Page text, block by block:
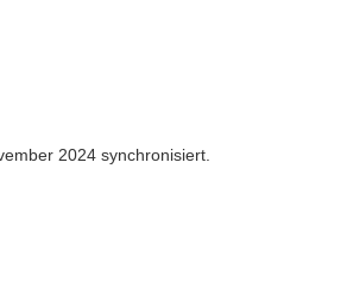
2024 synchronisiert.